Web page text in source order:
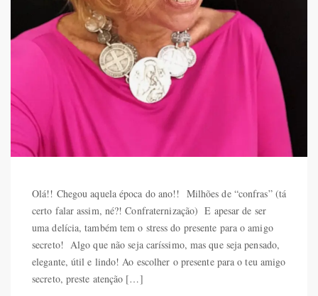
Olá!! Chegou aquela época do ano!! Milhões de “confras” (tá
certo falar assim, né?! Confraternização) E apesar de ser
uma delícia, também tem o stress do presente para o amigo
secreto! Algo que não seja caríssimo, mas que seja pensado,
elegante, útil e lindo! Ao escolher o presente para o teu amigo
secreto, preste atenção […]